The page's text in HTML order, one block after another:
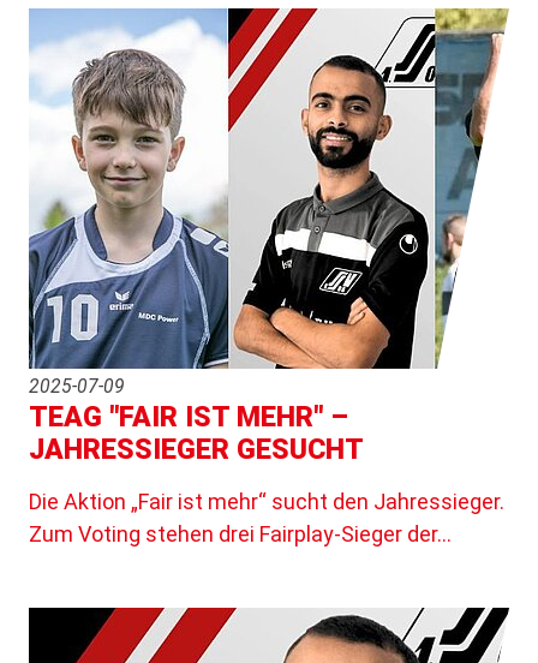
2025-07-09
TEAG "FAIR IST MEHR" –
JAHRESSIEGER GESUCHT
Die Aktion „Fair ist mehr“ sucht den Jahressieger.
Zum Voting stehen drei Fairplay-Sieger der…